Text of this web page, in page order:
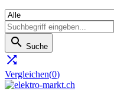
 Suche

Vergleichen(0)